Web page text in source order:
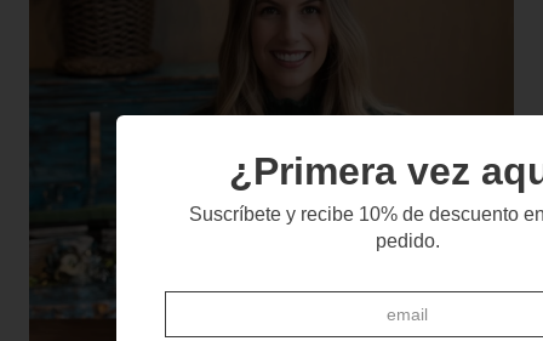
¿Primera vez
Suscríbete y recibe 10% de descuento
pedido.